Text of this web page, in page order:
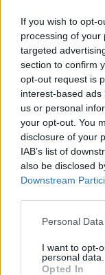
If you wish to opt-
processing of your
targeted
section to confirm
opt-out request is
interest-based
us or personal
your opt-out. You
disclosure of your
IAB’s list of
also be disclosed
Downstream
Personal
I want to opt-
personal data.
Opted In
Música
Meta
El Dipy